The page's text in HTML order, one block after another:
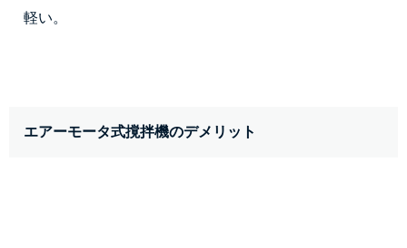
軽い。
エアーモータ式撹拌機のデメリット